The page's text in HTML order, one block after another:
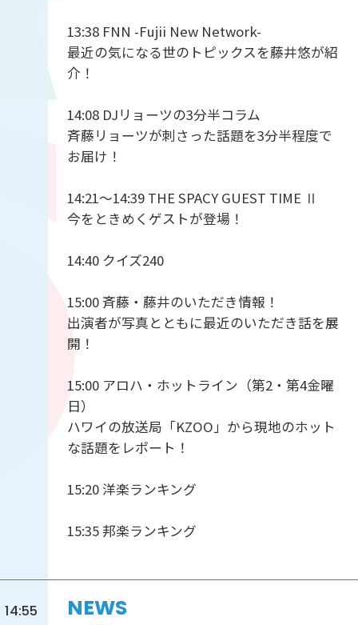
13:38 FNN -Fujii New Network-
最近の気になる世のトピックスを藤井悠が紹
介！
14:08 DJリョーツの3分半コラム
斉藤リョーツが刺さった話題を3分半程度で
お届け！
14:21〜14:39 THE SPACY GUEST TIME Ⅱ
今をときめくゲストが登場！
14:40 クイズ240
15:00 斉藤・藤井のいただき情報！
出演者が写真とともに最近のいただき話を展
開！
15:00 アロハ・ホットライン（第2・第4金曜
日）
ハワイの放送局「KZOO」から現地のホット
な話題をレポート！
15:20 洋楽ランキング
15:35 邦楽ランキング
14:55
NEWS